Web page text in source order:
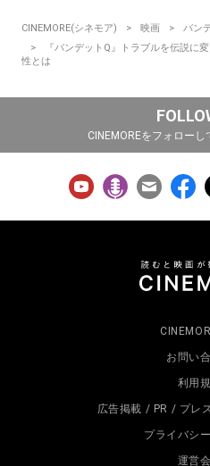
CINEMORE(シネモア) 映画
バン
『バンデットQ』トラブルを伝説に
性とは
CINEMOREをフォロー
お問い
利用
広告掲載 / PR / プレ
プライバシ
運営